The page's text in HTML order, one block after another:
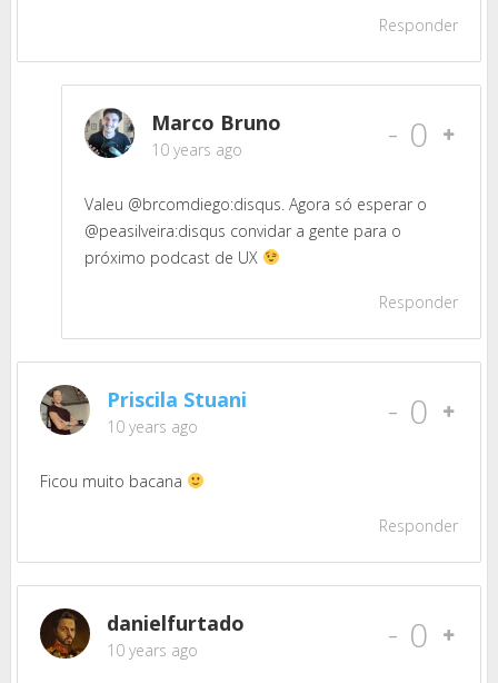
Responder
Marco Bruno
10 years ago - 0
Valeu @brcomdiego:disqus. Agora só esperar o
@peasilveira:disqus convidar a gente para o
próximo podcast de UX
Responder
Priscila Stuani
10 years ago - 0
Ficou muito bacana
Responder
danielfurtado
10 years ago - 0